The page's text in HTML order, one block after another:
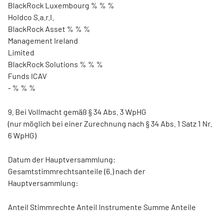
BlackRock Luxembourg % % %
Holdco S.a.r.l.
BlackRock Asset % % %
Management Ireland
Limited
BlackRock Solutions % % %
Funds ICAV
- % % %
9. Bei Vollmacht gemäß § 34 Abs. 3 WpHG
(nur möglich bei einer Zurechnung nach § 34 Abs. 1 Satz 1 Nr.
6 WpHG)
Datum der Hauptversammlung:
Gesamtstimmrechtsanteile (6.) nach der
Hauptversammlung:
Anteil Stimmrechte Anteil Instrumente Summe Anteile